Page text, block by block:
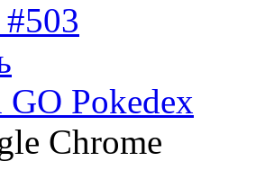
GO Pokedex
Chrome